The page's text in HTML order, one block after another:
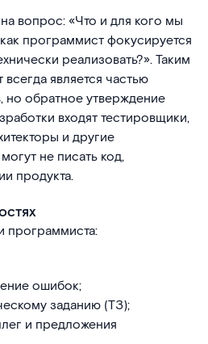
вопрос: «Что и для кого мы
программист фокусируется
реализовать?». Таким
является частью
но обратное утверждение
входят тестировщики,
и другие
не писать код,
продукта.
программиста:
ошибок;
заданию (ТЗ);
и предложения